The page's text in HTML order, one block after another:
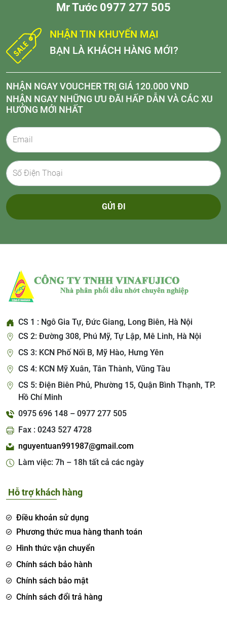
Mr Tước 0977 277 505
NHẬN TIN KHUYẾN MẠI
BẠN LÀ KHÁCH HÀNG MỚI?
NHẬN NGAY VOUCHER TRỊ GIÁ 120.000 VND
NHẬN NGAY NHỮNG ƯU ĐÃI HẤP DẪN VÀ CÁC XU
HƯỚNG MỚI NHẤT
GỬI ĐI
CS 1 : Ngô Gia Tự, Đức Giang, Long Biên, Hà Nội
CS 2: Đường 308, Phú Mỹ, Tự Lập, Mê Linh, Hà Nội
CS 3: KCN Phố Nối B, Mỹ Hào, Hưng Yên
CS 4: KCN Mỹ Xuân, Tân Thành, Vũng Tàu
CS 5: Điện Biên Phủ, Phường 15, Quận Bình Thạnh, TP.
Hồ Chí Minh
0975 696 148 – 0977 277 505
Fax : 0243 527 4728
nguyentuan991987@gmail.com
Làm việc: 7h – 18h tất cả các ngày
Hỗ trợ khách hàng
Điều khoản sử dụng
Phương thức mua hàng thanh toán
Hình thức vận chuyển
Chính sách bảo hành
Chính sách bảo mật
Chính sách đổi trả hàng